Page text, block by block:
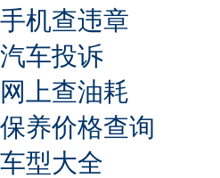
手机查违章
汽车投诉
网上查油耗
保养价格查询
车型大全